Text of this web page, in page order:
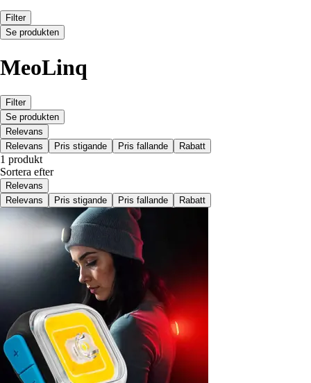
Filter
Se produkten
MeoLinq
Filter
Se produkten
Relevans
Relevans
Pris stigande Pris fallande Rabatt
1 produkt
Sortera efter
Relevans
Relevans
Pris stigande Pris fallande Rabatt